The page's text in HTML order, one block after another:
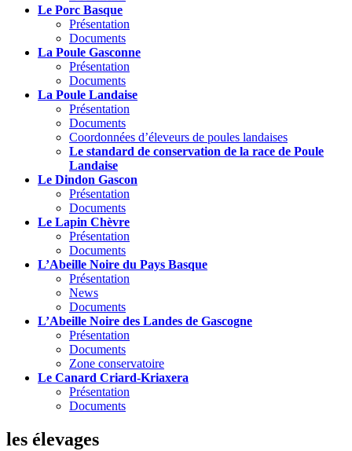
Le Porc Basque
Présentation
Documents
La Poule Gasconne
Présentation
Documents
La Poule Landaise
Présentation
Documents
Coordonnées d’éleveurs de poules landaises
Le standard de conservation de la race de Poule
Landaise
Le Dindon Gascon
Présentation
Documents
Le Lapin Chèvre
Présentation
Documents
L’Abeille Noire du Pays Basque
Présentation
News
Documents
L’Abeille Noire des Landes de Gascogne
Présentation
Documents
Zone conservatoire
Le Canard Criard-Kriaxera
Présentation
Documents
les élevages